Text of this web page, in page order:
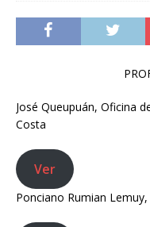
José Queupuán, Oficina
Costa
Ver
Ponciano Rumian